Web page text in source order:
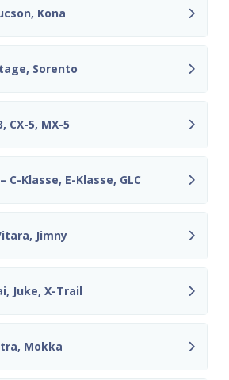
Kona
Sorento
CX-5, MX-5
C-Klasse, E-Klasse, GLC
Jimny
Juke, X-Trail
Mokka